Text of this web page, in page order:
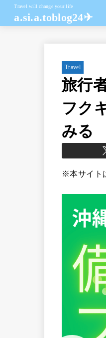
Travel will change your life
a.si.a.toblog24✈︎
Travel
旅行
フク
みる
※本サイト